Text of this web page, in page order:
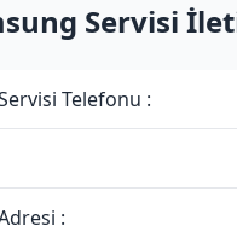
Servisi
Telefonu :
: